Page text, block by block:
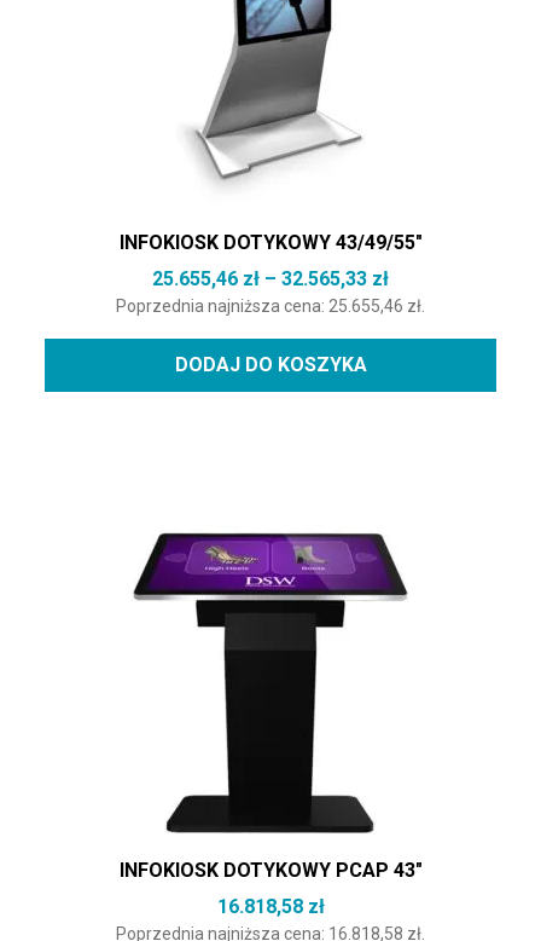
INFOKIOSK DOTYKOWY 43/49/55″
25.655,46 zł – 32.565,33 złZakres cen: od
Poprzednia najniższa cena: 25.655,46 zł
DODAJ DO KOSZYKA
INFOKIOSK DOTYKOWY PCAP 43″
16.818,58 zł
Poprzednia najniższa cena: 16.818,58 zł